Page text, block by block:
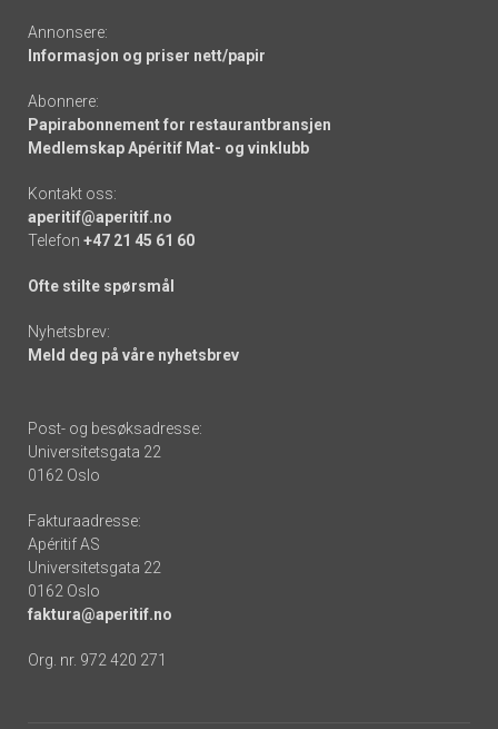
Annonsere:
Informasjon og priser nett/papir
Abonnere:
Papirabonnement for restaurantbransjen
Medlemskap Apéritif Mat- og vinklubb
Kontakt oss:
aperitif@aperitif.no
Telefon +47 21 45 61 60
Ofte stilte spørsmål
Nyhetsbrev:
Meld deg på våre nyhetsbrev
Post- og besøksadresse:
Universitetsgata 22
0162 Oslo
Fakturaadresse:
Apéritif AS
Universitetsgata 22
0162 Oslo
faktura@aperitif.no
Org. nr. 972 420 271